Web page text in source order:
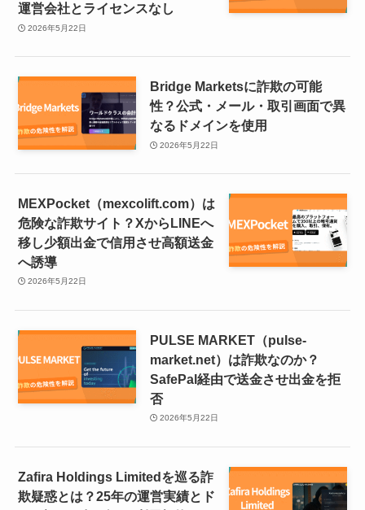
運営会社とライセンスなし
2026年5月22日
Bridge Marketsに詐欺の可能
性？公式・メール・取引画面で異
なるドメインを使用
2026年5月22日
MEXPocket（mexcolift.com）は
危険な詐欺サイト？XからLINEへ
移し少額出金で信用させ高額送金
へ誘導
2026年5月22日
PULSE MARKET（pulse-
market.net）は詐欺なのか？
SafePal経由で送金させ出金を拒
否
2026年5月22日
Zafira Holdings Limitedを巡る詐
欺疑惑とは？25年の運営実績とド